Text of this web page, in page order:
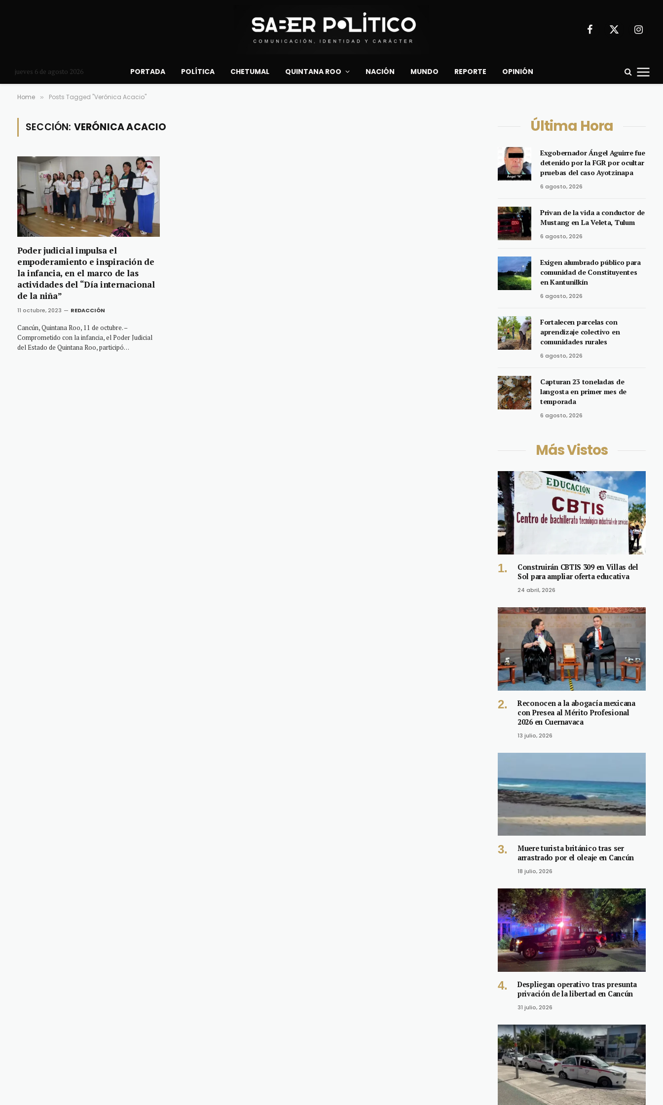
Facebook
X
jueves 6 de agosto 2026 PORTADA POLÍTICA CHETUMAL QUINTANA ROO NACIÓN MUNDO REPORTE OPINIÓN
Home » Posts Tagged "Verónica Acacio"
SECCIÓN: VERÓNICA ACACIO
Poder judicial impulsa el
empoderamiento e inspiración de
la infancia, en el marco de las
actividades del “Día internacional
de la niña”
11 octubre, 2023 REDACCIÓN
Cancún, Quintana Roo, 11 de octubre. –
Comprometido con la infancia, el Poder Judicial
del Estado de Quintana Roo, participó…
Última Hora
Exgobernador Ángel Aguirre fue
detenido por la FGR por ocultar
pruebas del caso Ayotzinapa
6 agosto, 2026
Privan de la vida a conductor de
Mustang en La Veleta, Tulum
6 agosto, 2026
Exigen alumbrado público para
comunidad de Constituyentes
en Kantunilkín
6 agosto, 2026
Fortalecen parcelas con
aprendizaje colectivo en
comunidades rurales
6 agosto, 2026
Capturan 23 toneladas de
langosta en primer mes de
temporada
6 agosto, 2026
Más Vistos
Construirán CBTIS 309 en Villas del
Sol para ampliar oferta educativa
24 abril, 2026
Reconocen a la abogacía mexicana
con Presea al Mérito Profesional
2026 en Cuernavaca
13 julio, 2026
Muere turista británico tras ser
arrastrado por el oleaje en Cancún
18 julio, 2026
Despliegan operativo tras presunta
privación de la libertad en Cancún
31 julio, 2026